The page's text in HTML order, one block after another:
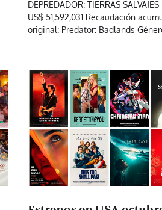
DEPREDADOR: TIERRAS
US$ 51,592,031 Recaudación
original: Predator: Badlands